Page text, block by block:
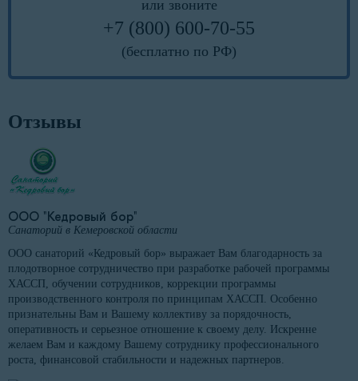
или звоните
+7 (800) 600-70-55
(бесплатно по РФ)
Отзывы
ООО "Кедровый бор"
Санаторий в Кемеровской области
ООО санаторий «Кедровый бор» выражает Вам благодарность за
плодотворное сотрудничество при разработке рабочей программы
ХАССП, обучении сотрудников, коррекции программы
производственного контроля по принципам ХАССП. Особенно
признательны Вам и Вашему коллективу за порядочность,
оперативность и серьезное отношение к своему делу. Искренне
желаем Вам и каждому Вашему сотруднику профессионального
роста, финансовой стабильности и надежных партнеров.